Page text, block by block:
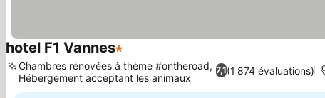
hotel F1 Vannes1 Étoiles
7,1(1 874 évaluations)
Chambres rénovées à thème #ontheroad,
Hébergement acceptant les animaux